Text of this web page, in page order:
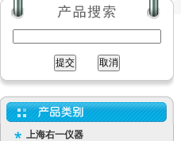
上海右一仪器